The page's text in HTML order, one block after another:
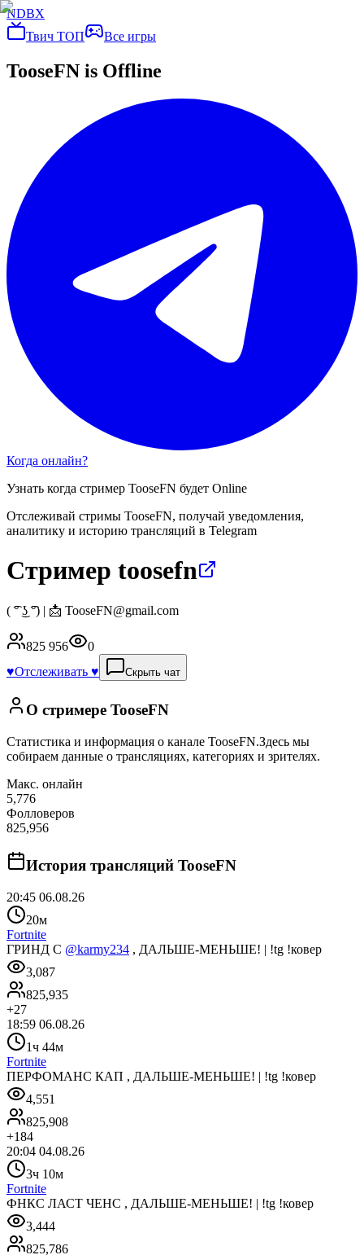
NDBX
Твич ТОП
Все игры
TooseFN is Offline
Когда онлайн?
Узнать когда стример TooseFN будет Online
Отслеживай стримы TooseFN, получай уведомления,
аналитику и историю трансляций в Telegram
Стример toosefn
( ͡° ͜ʖ ͡°) | 📩 TooseFN@gmail.com
825 956
0
♥️Отслеживать ♥️ Скрыть чат
О стримере TooseFN
Статистика и информация о канале TooseFN.Здесь мы
собираем данные о трансляциях, категориях и зрителях.
Макс. онлайн
5,776
Фолловеров
825,956
История трансляций TooseFN
20:45 06.08.26
20м
Fortnite
ГРИНД С @karmy234 , ДАЛЬШЕ-МЕНЬШЕ! | !tg !ковер
3,087
825,935
+27
18:59 06.08.26
1ч 44м
Fortnite
ПЕРФОМАНС КАП , ДАЛЬШЕ-МЕНЬШЕ! | !tg !ковер
4,551
825,908
+184
20:04 04.08.26
3ч 10м
Fortnite
ФНКС ЛАСТ ЧЕНС , ДАЛЬШЕ-МЕНЬШЕ! | !tg !ковер
3,444
825,786